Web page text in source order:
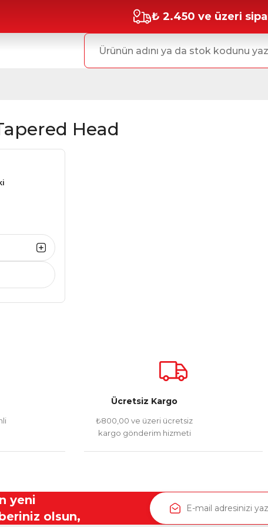
₺ 2.450 ve üzeri
Head
Ücretsiz Kargo
₺800,00 ve üzeri ücretsiz
kargo gönderim hizmeti
yeni
olsun,